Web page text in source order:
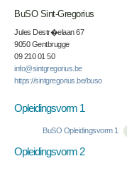
BuSO Sint-Gregorius
Jules Destr�elaan 67
9050 Gentbrugge
09 210 01 50
info@sintgregorius.be
https://sintgregorius.be/buso
Opleidingsvorm 1
BuSO Opleidingsvorm 1
Opleidingsvorm 2